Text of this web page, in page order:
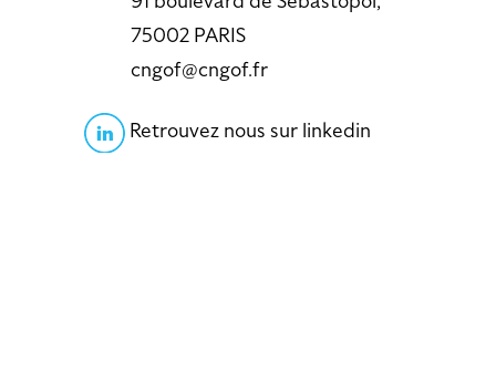
75002 PARIS
cngof@cngof.fr
Retrouvez nous sur linkedin